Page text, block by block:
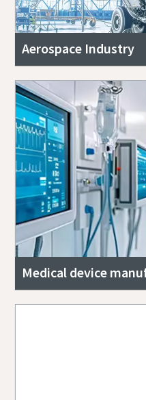
Aerospace Industry
Medical device